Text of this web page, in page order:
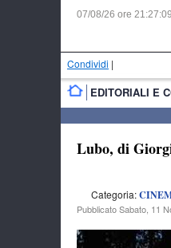
07/08/26 ore 21:27:10
Condividi |
EDITORIALI E
Lubo, di
Categoria:
Pubblicato Sabato, 11